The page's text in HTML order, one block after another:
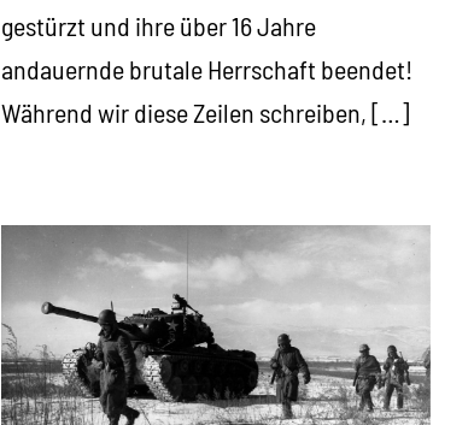
gestürzt und ihre über 16 Jahre
andauernde brutale Herrschaft beendet!
Während wir diese Zeilen schreiben, […]